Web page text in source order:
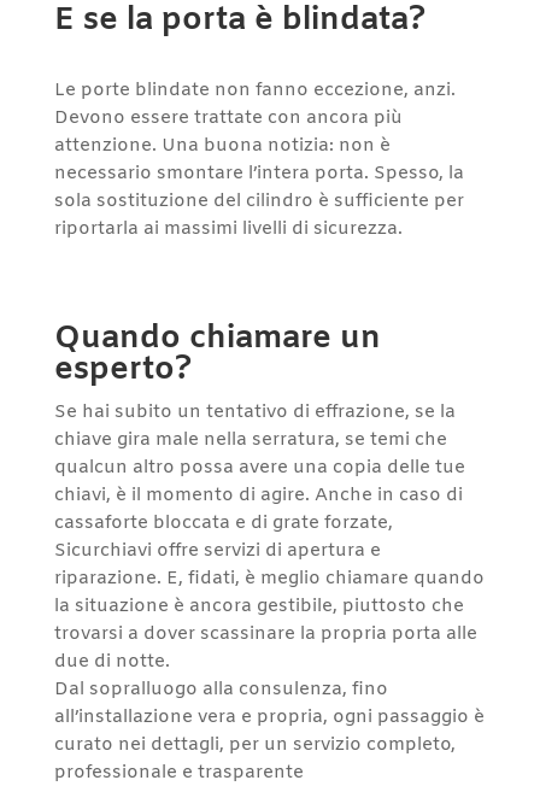
E se la porta è blindata?
Le porte blindate non fanno eccezione, anzi.
Devono essere trattate con ancora più
attenzione. Una buona notizia: non è
necessario smontare l’intera porta. Spesso, la
sola sostituzione del cilindro è sufficiente per
riportarla ai massimi livelli di sicurezza.
Quando chiamare un
esperto?
Se hai subito un tentativo di effrazione, se la
chiave gira male nella serratura, se temi che
qualcun altro possa avere una copia delle tue
chiavi, è il momento di agire. Anche in caso di
cassaforte bloccata e di grate forzate,
Sicurchiavi offre servizi di apertura e
riparazione. E, fidati, è meglio chiamare quando
la situazione è ancora gestibile, piuttosto che
trovarsi a dover scassinare la propria porta alle
due di notte.
Dal sopralluogo alla consulenza, fino
all’installazione vera e propria, ogni passaggio è
curato nei dettagli, per un servizio completo,
professionale e trasparente